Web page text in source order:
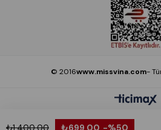
© 2016www.missvina.com-
₺1.400,00 ₺699,00 %50